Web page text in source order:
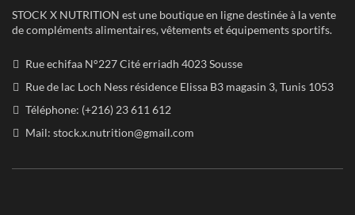
STOCK X NUTRITION est une boutique en ligne destinée à la vente
de compléments alimentaires, vêtements et équipements sportifs.
Rue echifaa N°227 Cité erriadh 4023 Sousse
Rue de lac Loch Ness résidence Elissa B3 magasin 3, Tunis 1053
Téléphone: (+216) 23 611 612
Mail: stock.x.nutrition@gmail.com